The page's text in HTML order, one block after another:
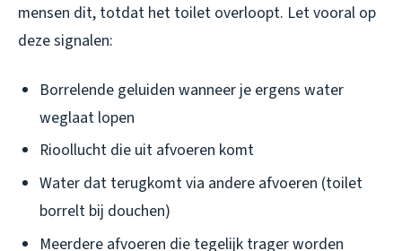
mensen dit, totdat het toilet overloopt. Let vooral op
deze signalen:
Borrelende geluiden wanneer je ergens water
weglaat lopen
Rioollucht die uit afvoeren komt
Water dat terugkomt via andere afvoeren (toilet
borrelt bij douchen)
Meerdere afvoeren die tegelijk trager worden